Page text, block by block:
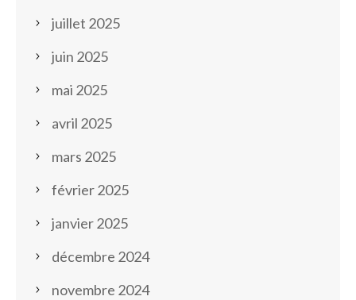
juillet 2025
juin 2025
mai 2025
avril 2025
mars 2025
février 2025
janvier 2025
décembre 2024
novembre 2024